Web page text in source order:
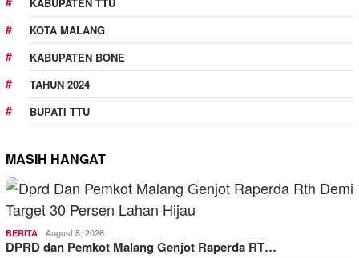
KOTA MALANG
KABUPATEN BONE
TAHUN 2024
BUPATI TTU
MASIH HANGAT
BERITA August 8, 2026
DPRD dan Pemkot Malang Genjot Raperda RT…